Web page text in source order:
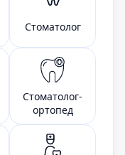
Стоматолог
Стоматолог-
ортопед